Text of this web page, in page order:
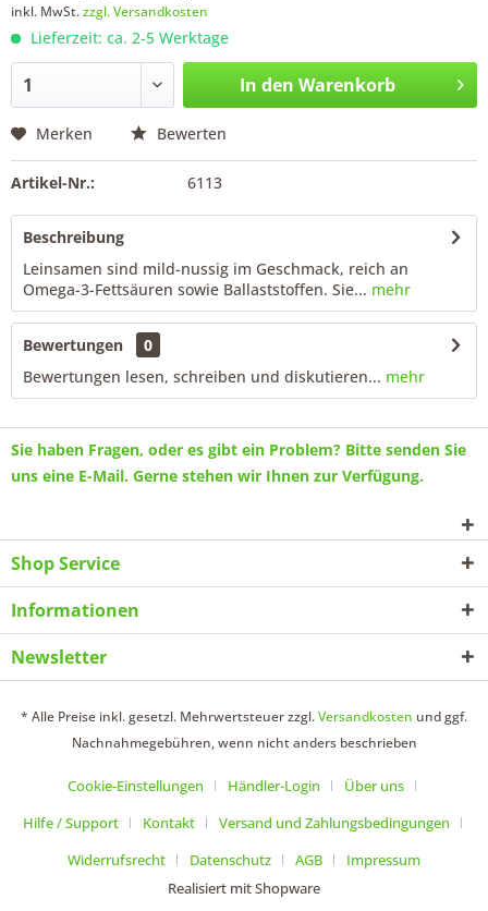
inkl. MwSt.zzgl. Versandkosten
Lieferzeit: ca. 2-5 Werktage
In den Warenkorb
Merken Bewerten
Artikel-Nr.: 6113
Beschreibung
Leinsamen sind mild-nussig im Geschmack, reich an
Omega-3-Fettsäuren sowie Ballaststoffen. Sie... mehr
Bewertungen
0
Bewertungen lesen, schreiben und diskutieren... mehr
Sie haben Fragen, oder es gibt ein Problem? Bitte senden Sie
uns eine E-Mail. Gerne stehen wir Ihnen zur Verfügung.
Shop Service
Informationen
Newsletter
* Alle Preise inkl. gesetzl. Mehrwertsteuer zzgl.Versandkosten und ggf.
Nachnahmegebühren, wenn nicht anders beschrieben
Cookie-Einstellungen Händler-Login
Über uns
Hilfe / Support
Kontakt
Versand und Zahlungsbedingungen
Widerrufsrecht
Datenschutz AGB
Impressum
Realisiert mit Shopware